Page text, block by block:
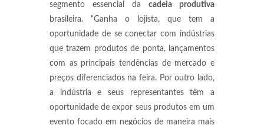
segmento essencial da cadeia produtiva
brasileira. “Ganha o lojista, que tem a
oportunidade de se conectar com indústrias
que trazem produtos de ponta, lançamentos
com as principais tendências de mercado e
preços diferenciados na feira. Por outro lado,
a indústria e seus representantes têm a
oportunidade de expor seus produtos em um
evento focado em negócios de maneira mais